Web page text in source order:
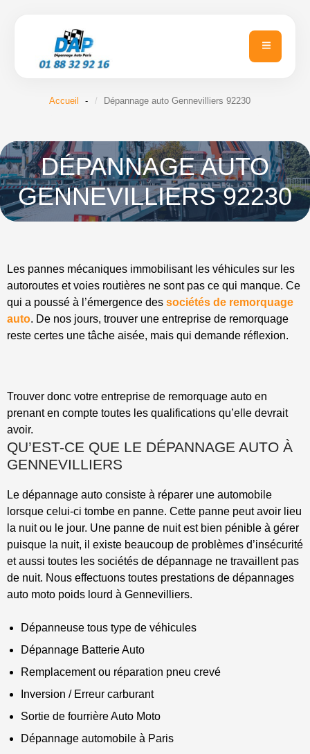
Accueil Dépannage auto Gennevilliers 92230
DÉPANNAGE AUTO
GENNEVILLIERS 92230
Les pannes mécaniques immobilisant les véhicules sur les
autoroutes et voies routières ne sont pas ce qui manque. Ce
qui a poussé à l’émergence des sociétés de remorquage
auto. De nos jours, trouver une entreprise de remorquage
reste certes une tâche aisée, mais qui demande réflexion.
Trouver donc votre entreprise de remorquage auto en
prenant en compte toutes les qualifications qu’elle devrait
avoir.
QU’EST-CE QUE LE DÉPANNAGE AUTO À
GENNEVILLIERS
Le dépannage auto consiste à réparer une automobile
lorsque celui-ci tombe en panne. Cette panne peut avoir lieu
la nuit ou le jour. Une panne de nuit est bien pénible à gérer
puisque la nuit, il existe beaucoup de problèmes d’insécurité
et aussi toutes les sociétés de dépannage ne travaillent pas
de nuit. Nous effectuons toutes prestations de dépannages
auto moto poids lourd à Gennevilliers.
Dépanneuse tous type de véhicules
Dépannage Batterie Auto
Remplacement ou réparation pneu crevé
Inversion / Erreur carburant
Sortie de fourrière Auto Moto
Dépannage automobile à Paris